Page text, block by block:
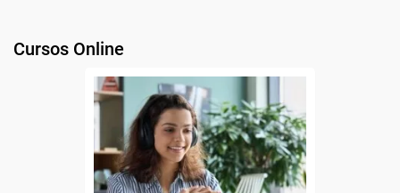
Cursos Online